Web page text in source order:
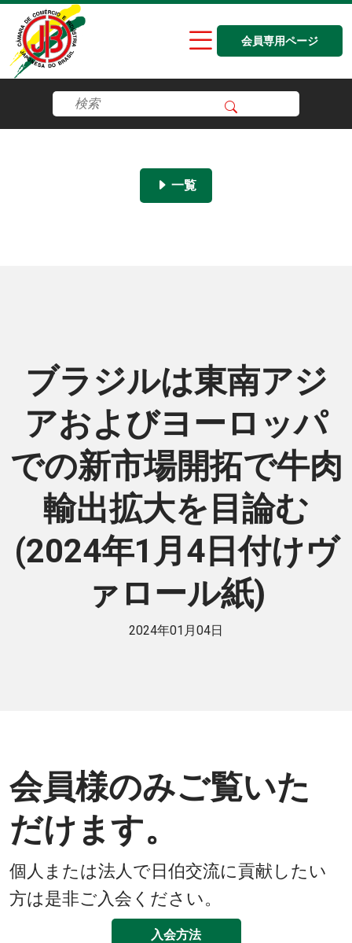
会員専用ページ
一覧
ブラジルは東南アジ
アおよびヨーロッパ
での新市場開拓で牛肉
輸出拡大を目論む
(2024年1月4日付けヴ
ァロール紙)
2024年01月04日
会員様のみご覧いた
だけます。
個人または法人で日伯交流に貢献したい
方は是非ご入会ください。
入会方法